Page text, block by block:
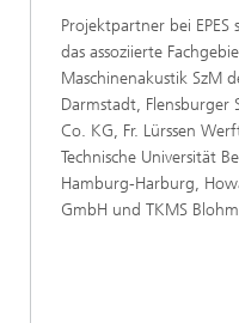
Projektpartner bei
das assoziierte
Maschinenakustik SzM
Darmstadt, Flensburger
Co. KG, Fr. Lürssen
Technische Universität
Hamburg-Harburg,
GmbH und TKMS